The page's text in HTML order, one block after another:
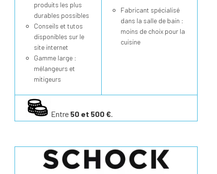
produits les plus
durables possibles
Conseils et tutos
disponibles sur le
site internet
Gamme large :
mélangeurs et
mitigeurs
Fabricant spécialisé
dans la salle de bain :
moins de choix pour la
cuisine
Entre 50 et 500 €.